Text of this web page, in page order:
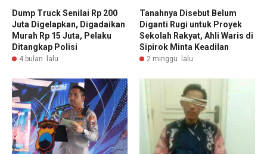
Dump Truck Senilai Rp 200
Juta Digelapkan, Digadaikan
Murah Rp 15 Juta, Pelaku
Ditangkap Polisi
4 bulan lalu
Tanahnya Disebut Belum
Diganti Rugi untuk Proyek
Sekolah Rakyat, Ahli Waris di
Sipirok Minta Keadilan
2 minggu lalu